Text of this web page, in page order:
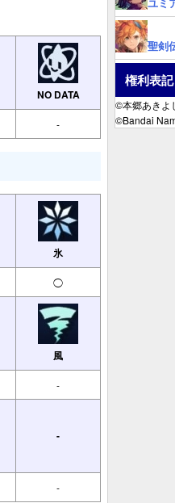
NO DATA
-
氷
◯
風
-
-
-
聖剣
権利表記
©本郷あきよ
©Bandai